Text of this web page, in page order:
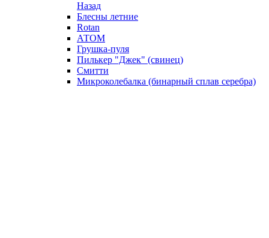
Назад
Блесны летние
Rotan
АТОМ
Грушка-пуля
Пилькер "Джек" (свинец)
Смитти
Микроколебалка (бинарный сплав серебра)